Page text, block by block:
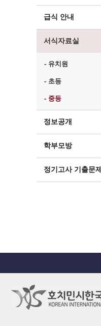
급식 안내
서식자료실
- 유치원
- 초등
- 중등
정보공개
학부모방
정기고사 기출문제